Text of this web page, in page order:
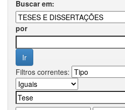
Buscar em:
por
Filtros correntes: